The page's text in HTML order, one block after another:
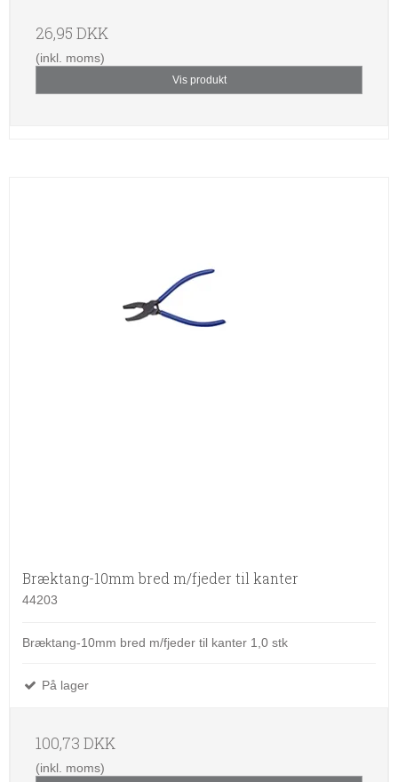
26,95 DKK
(inkl. moms)
Vis produkt
Bræktang-10mm bred m/fjeder til kanter
44203
Bræktang-10mm bred m/fjeder til kanter 1,0 stk
På lager
100,73 DKK
(inkl. moms)